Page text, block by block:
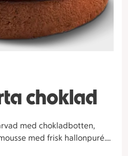
choklad
med chokladbotten,
med frisk hallonpuré.
och chokladdekor.